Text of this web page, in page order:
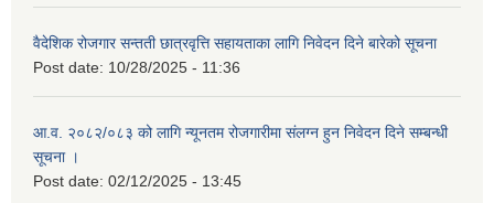
वैदेशिक रोजगार सन्तती छात्रवृत्ति सहायताका लागि निवेदन दिने बारेको सूचना
Post date: 10/28/2025 - 11:36
आ.व. २०८२/०८३ को लागि न्यूनतम रोजगारीमा संलग्न हुन निवेदन दिने सम्बन्धी
सूचना ।
Post date: 02/12/2025 - 13:45